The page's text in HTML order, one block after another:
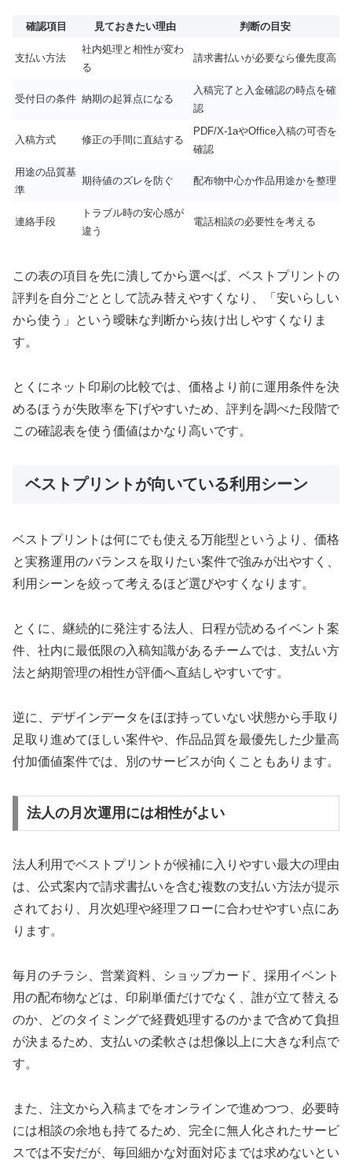
確認項目 見ておきたい理由 判断の目安
支払い方法
社内処理と相性が変わ
る
請求書払いが必要なら優先度高
受付日の条件 納期の起算点になる
入稿完了と入金確認の時点を確
認
入稿方式 修正の手間に直結する
PDF/X-1aやOffice入稿の可否を
確認
用途の品質基
準
期待値のズレを防ぐ 配布物中心か作品用途かを整理
連絡手段
トラブル時の安心感が
違う
電話相談の必要性を考える
この表の項目を先に潰してから選べば、ベストプリントの
評判を自分ごととして読み替えやすくなり、「安いらしい
から使う」という曖昧な判断から抜け出しやすくなりま
す。
とくにネット印刷の比較では、価格より前に運用条件を決
めるほうが失敗率を下げやすいため、評判を調べた段階で
この確認表を使う価値はかなり高いです。
ベストプリントが向いている利用シーン
ベストプリントは何にでも使える万能型というより、価格
と実務運用のバランスを取りたい案件で強みが出やすく、
利用シーンを絞って考えるほど選びやすくなります。
とくに、継続的に発注する法人、日程が読めるイベント案
件、社内に最低限の入稿知識があるチームでは、支払い方
法と納期管理の相性が評価へ直結しやすいです。
逆に、デザインデータをほぼ持っていない状態から手取り
足取り進めてほしい案件や、作品品質を最優先した少量高
付加価値案件では、別のサービスが向くこともあります。
法人の月次運用には相性がよい
法人利用でベストプリントが候補に入りやすい最大の理由
は、公式案内で請求書払いを含む複数の支払い方法が提示
されており、月次処理や経理フローに合わせやすい点にあ
ります。
毎月のチラシ、営業資料、ショップカード、採用イベント
用の配布物などは、印刷単価だけでなく、誰が立て替える
のか、どのタイミングで経費処理するのかまで含めて負担
が決まるため、支払いの柔軟さは想像以上に大きな利点で
す。
また、注文から入稿までをオンラインで進めつつ、必要時
には相談の余地も持てるため、完全に無人化されたサービ
スでは不安だが、毎回細かな対面対応までは求めないとい